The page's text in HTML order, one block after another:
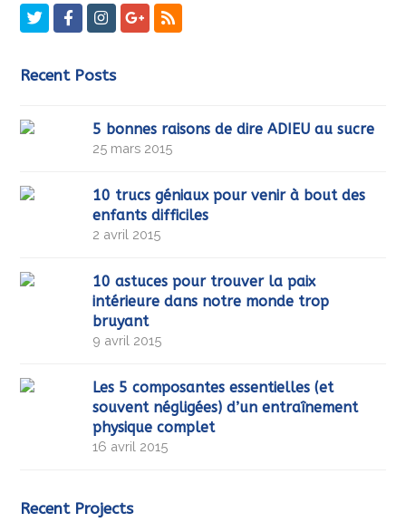
TwitterFacebookInstagramGooglePlus
RSS
Recent Posts
5 bonnes raisons de dire ADIEU au sucre
25 mars 2015
10 trucs géniaux pour venir à bout des
enfants difficiles
2 avril 2015
10 astuces pour trouver la paix
intérieure dans notre monde trop
bruyant
9 avril 2015
Les 5 composantes essentielles (et
souvent négligées) d’un entraînement
physique complet
16 avril 2015
Recent Projects